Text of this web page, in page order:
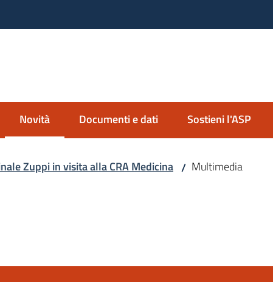
Novità
Menu selezionatoDocumenti e dati Sostieni l'ASP
Zuppi in visita alla CRA Medicina / Multimedia